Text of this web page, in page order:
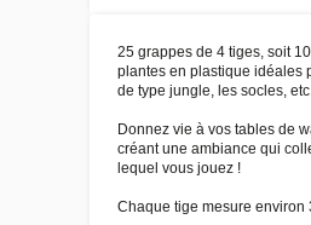
25 grappes de 4 tiges, soit
plantes en plastique idéales
de type jungle, les socles,
Donnez vie à vos tables de
créant une ambiance qui
lequel vous jouez !
Chaque tige mesure environ